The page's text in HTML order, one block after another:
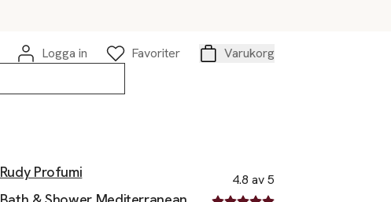
Logga in
Favoriter
Varukorg
Rudy Profumi
4.8 av 5